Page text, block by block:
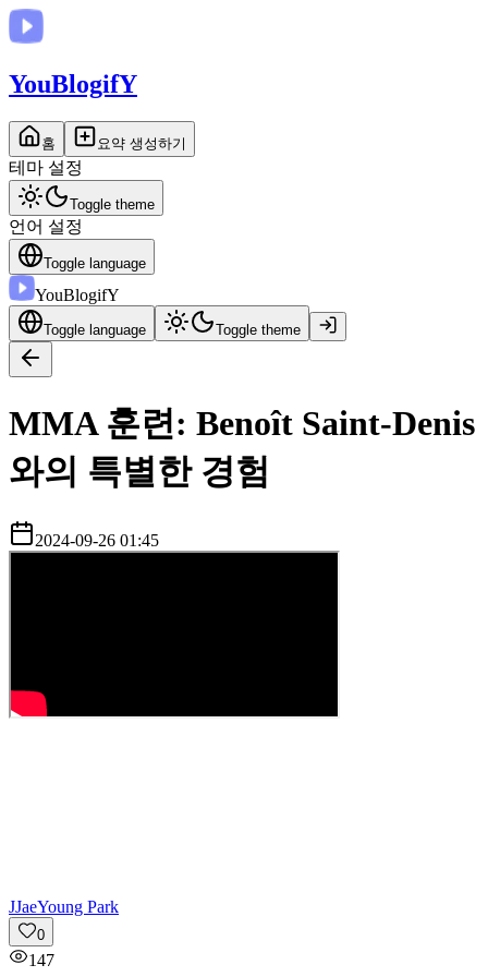
YouBlogifY
홈 요약 생성하기
테마 설정
Toggle theme
언어 설정
Toggle language
YouBlogifY
Toggle language Toggle theme
MMA 훈련: Benoît Saint-Denis
와의 특별한 경험
2024-09-26 01:45
JJaeYoung Park
0
147